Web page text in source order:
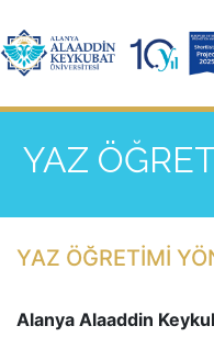
YAZ
YAZ ÖĞRETİMİ
Alanya Alaaddin